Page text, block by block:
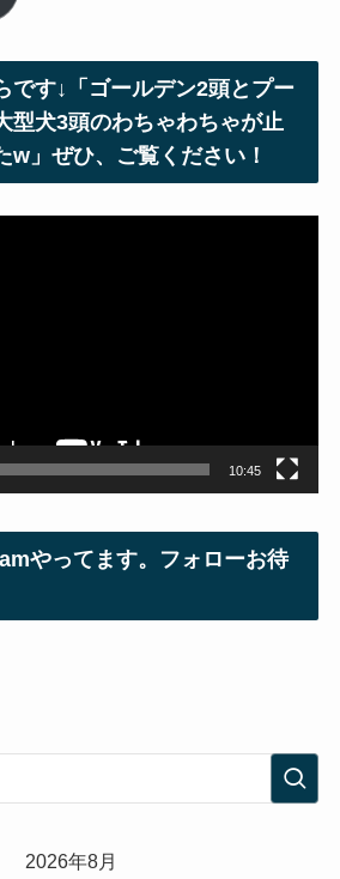
です↓「ゴールデン2頭とプー
型犬3頭のわちゃわちゃが止
w」ぜひ、ご覧ください！
10:45
やってます。フォローお待
2026年8月